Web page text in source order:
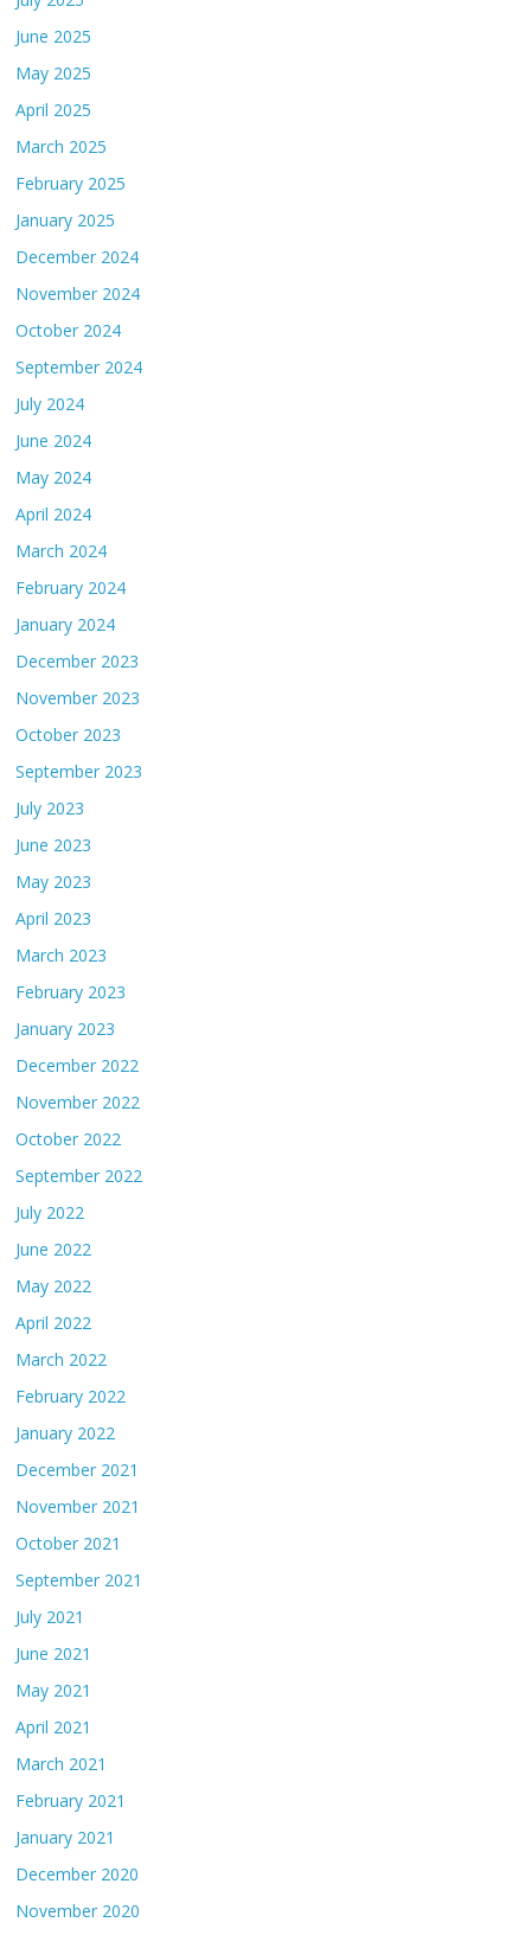
June 2025
May 2025
April 2025
March 2025
February 2025
January 2025
December 2024
November 2024
October 2024
September 2024
July 2024
June 2024
May 2024
April 2024
March 2024
February 2024
January 2024
December 2023
November 2023
October 2023
September 2023
July 2023
June 2023
May 2023
April 2023
March 2023
February 2023
January 2023
December 2022
November 2022
October 2022
September 2022
July 2022
June 2022
May 2022
April 2022
March 2022
February 2022
January 2022
December 2021
November 2021
October 2021
September 2021
July 2021
June 2021
May 2021
April 2021
March 2021
February 2021
January 2021
December 2020
November 2020